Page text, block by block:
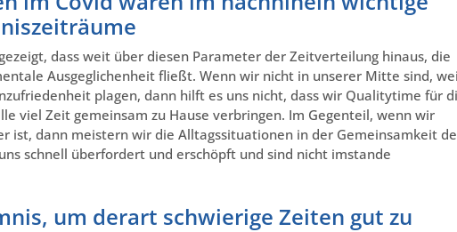
dass weit über diesen Parameter der Zeitverteilung hinaus, die
Ausgeglichenheit fließt. Wenn wir nicht in unserer Mitte sind,
plagen, dann hilft es uns nicht, dass wir Qualitytime für
viel Zeit gemeinsam zu Hause verbringen. Im Gegenteil, wenn wir
ist, dann meistern wir die Alltagssituationen in der Gemeinsamkeit
schnell überfordert und erschöpft und sind nicht imstande
um derart schwierige Zeiten gut zu